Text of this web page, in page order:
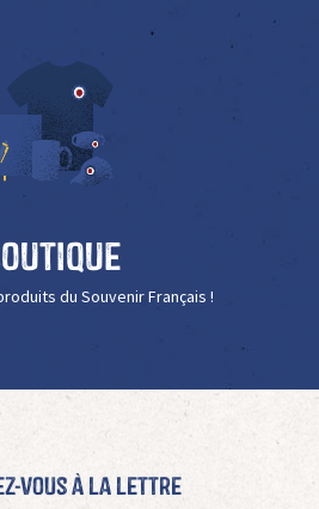
du Souvenir Français !
vous à La Lettre